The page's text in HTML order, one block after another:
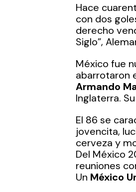
Hace
con dos
derecho
Siglo”,
México fue
abarrotaron
Armando
Inglaterra.
El 86 se
jovencita,
cerveza y
Del México
reuniones
Un México